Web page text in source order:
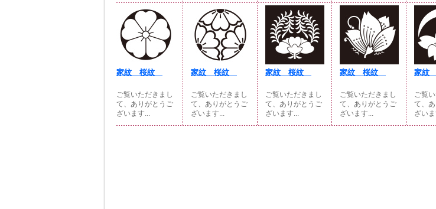
家紋 桜紋
ご覧いただきまし
て、ありがとうご
ざいます...
家紋 桜紋
ご覧いただきまし
て、ありがとうご
ざいます...
家紋 桜紋
ご覧いただきまし
て、ありがとうご
ざいます...
家紋 桜紋
ご覧いただきまし
て、ありがとうご
ざいます...
家紋
ご覧
て、
ざい